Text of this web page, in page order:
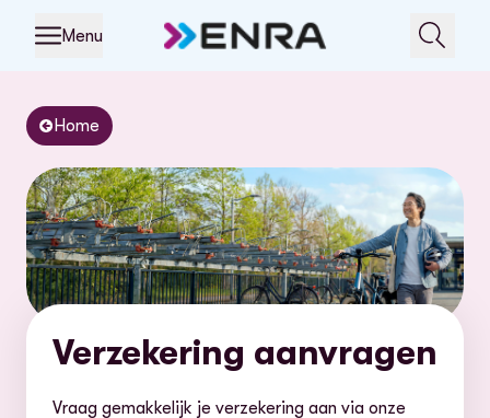
Menu
Home
Verzekering aanvragen
Vraag gemakkelijk je verzekering aan via onze